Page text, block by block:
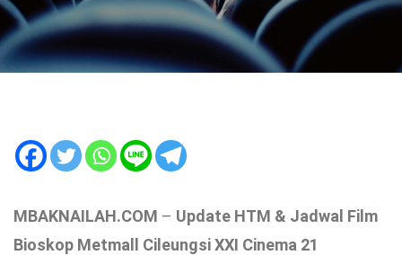
MBAKNAILAH.COM – Update HTM & Jadwal Film
Bioskop Metmall Cileungsi XXI Cinema 21